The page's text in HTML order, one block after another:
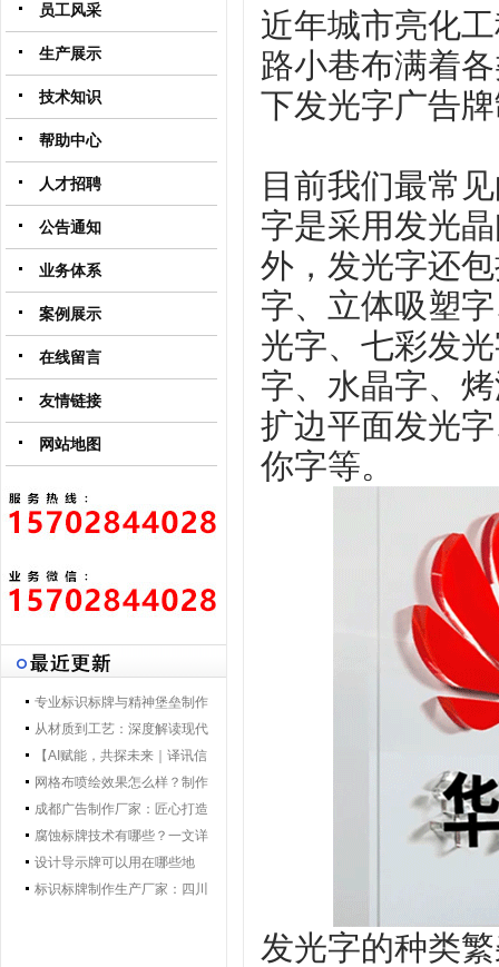
员工风采
生产展示
技术知识
帮助中心
人才招聘
公告通知
业务体系
案例展示
在线留言
友情链接
网站地图
专业标识标牌与精神堡垒制作
专家 | 零贰捌广告制作集团 - 打
造一体化导视解决方案，提升
品牌形象与空间效率
从材质到工艺：深度解读现代
导视标牌制作技术
【AI赋能，共探未来｜译讯信
息董事长马万炯先生一行莅临
028广告制作集团交流赋能】
网格布喷绘效果怎么样？制作
工艺要点核心优势
成都广告制作厂家：匠心打造
城市视觉新名片
腐蚀标牌技术有哪些？一文详
解行业主流工艺与应用
设计导示牌可以用在哪些地
方？
标识标牌制作生产厂家：四川
近年城市亮化
路小巷布满着
下发光字广告
目前我们最常
字是采用发光
外，发光字还
字、立体吸塑
光字、七彩发
字、水晶字、
扩边平面发光
你字等。
发光字的种类